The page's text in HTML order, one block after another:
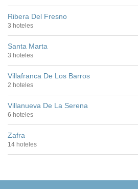
Ribera Del Fresno
3 hoteles
Santa Marta
3 hoteles
Villafranca De Los Barros
2 hoteles
Villanueva De La Serena
6 hoteles
Zafra
14 hoteles